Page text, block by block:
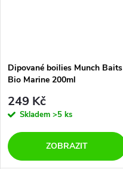
Dipované boilies Munch Baits
Bio Marine 200ml
249 Kč
Skladem >5 ks
ZOBRAZIT